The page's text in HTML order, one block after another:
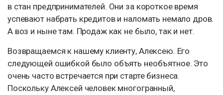
в стан предпринимателей. Они за короткое время
успевают набрать кредитов и наломать немало дров.
А воз и ныне там. Продаж как не было, так и нет.
Возвращаемся к нашему клиенту, Алексею. Его
следующей ошибкой было объять необъятное. Это
очень часто встречается при старте бизнеса.
Поскольку Алексей человек многогранный,